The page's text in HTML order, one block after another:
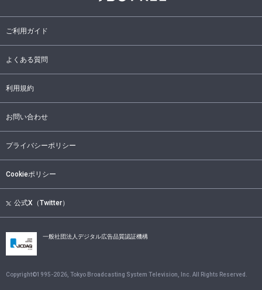
ご利用ガイド
よくある質問
利用規約
お問い合わせ
プライバシーポリシー
Cookieポリシー
公式X（Twitter）
一般社団法人デジタル広告品質認証機構
Copyright©1995-2026 , Tokyo Broadcasting System Television, Inc. All Rights Reserved.